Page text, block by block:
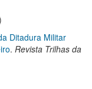
Ditadura Militar
. Revista Trilhas da